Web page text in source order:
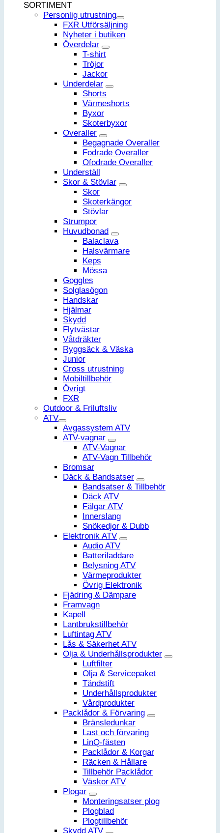
SORTIMENT
Personlig utrustning
FXR Utförsäljning
Nyheter i butiken
Överdelar
T-shirt
Tröjor
Jackor
Underdelar
Shorts
Värmeshorts
Byxor
Skoterbyxor
Overaller
Begagnade Overaller
Fodrade Overaller
Ofodrade Overaller
Underställ
Skor & Stövlar
Skor
Skoterkängor
Stövlar
Strumpor
Huvudbonad
Balaclava
Halsvärmare
Keps
Mössa
Goggles
Solglasögon
Handskar
Hjälmar
Skydd
Flytvästar
Våtdräkter
Ryggsäck & Väska
Junior
Cross utrustning
Mobiltillbehör
Övrigt
FXR
Outdoor & Friluftsliv
ATV
Avgassystem ATV
ATV-vagnar
ATV-Vagnar
ATV-Vagn Tillbehör
Bromsar
Däck & Bandsatser
Bandsatser & Tillbehör
Däck ATV
Fälgar ATV
Innerslang
Snökedjor & Dubb
Elektronik ATV
Audio ATV
Batteriladdare
Belysning ATV
Värmeprodukter
Övrig Elektronik
Fjädring & Dämpare
Framvagn
Kapell
Lantbrukstillbehör
Luftintag ATV
Lås & Säkerhet ATV
Olja & Underhållsprodukter
Luftfilter
Olja & Servicepaket
Tändstift
Underhållsprodukter
Vårdprodukter
Packlådor & Förvaring
Bränsledunkar
Last och förvaring
LinQ-fästen
Packlådor & Korgar
Räcken & Hållare
Tillbehör Packlådor
Väskor ATV
Plogar
Monteringsatser plog
Plogblad
Plogtillbehör
Skydd ATV